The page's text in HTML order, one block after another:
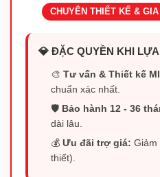
CHUYÊN THIẾT KẾ &
💎 ĐẶC QUYỀN KHI
🎨Tư vấn & Thiết kế
chuẩn xác nhất.
🛡️ Bảo hành 12 - 36
dài lâu.
💰Ưu đãi trợ giá: Giảm
thiết).